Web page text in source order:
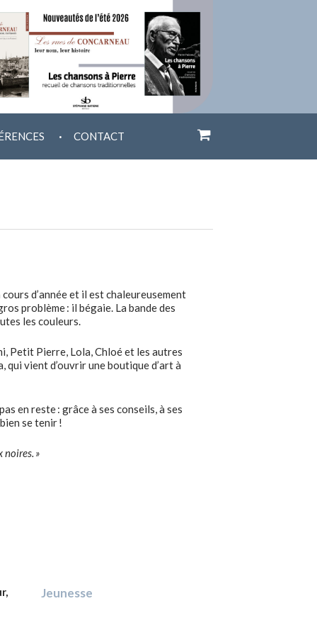
. CONTACT
d’année et il est chaleureusement
problème : il bégaie. La bande des
les couleurs.
Petit Pierre, Lola, Chloé et les autres
vient d’ouvrir une boutique d’art à
en reste : grâce à ses conseils, à ses
se tenir !
noires. »
Jeunesse